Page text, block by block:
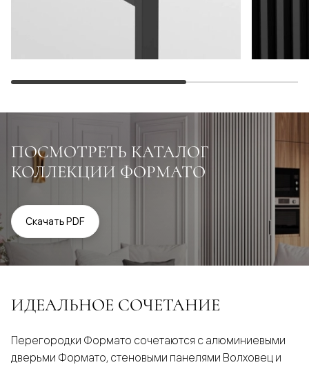
ПОСМОТРЕТЬ КАТАЛОГ
КОЛЛЕКЦИИ ФОРМАТО
Скачать PDF
ИДЕАЛЬНОЕ СОЧЕТАНИЕ
Перегородки Формато сочетаются с алюминиевыми
дверьми Формато, стеновыми панелями Волховец и